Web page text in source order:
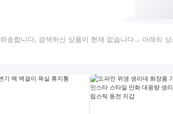
죄송합니다, 검색하신 상품이 현재 없습니다... 아래의